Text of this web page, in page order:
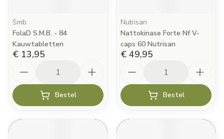
Smb
FolaD S.M.B. - 84
Kauwtabletten
€ 13,95
Bestel
Nutrisan
Nattokinase Forte Nf V-
caps 60 Nutrisan
€ 49,95
Bestel